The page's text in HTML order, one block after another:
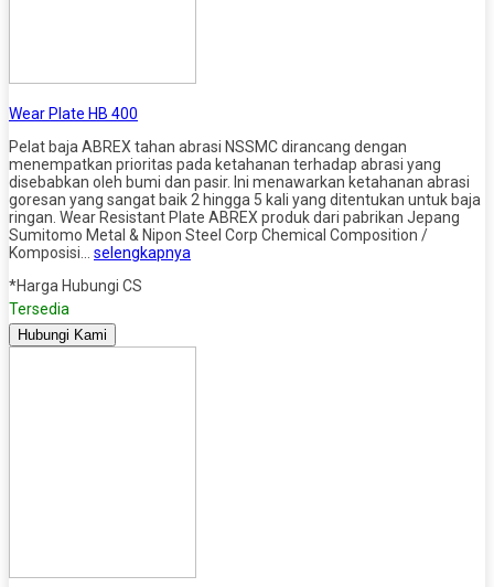
Wear Plate HB 400
Pelat baja ABREX tahan abrasi NSSMC dirancang dengan
menempatkan prioritas pada ketahanan terhadap abrasi yang
disebabkan oleh bumi dan pasir. Ini menawarkan ketahanan abrasi
goresan yang sangat baik 2 hingga 5 kali yang ditentukan untuk baja
ringan. Wear Resistant Plate ABREX produk dari pabrikan Jepang
Sumitomo Metal & Nipon Steel Corp Chemical Composition /
Komposisi… selengkapnya
*Harga Hubungi CS
Tersedia
Hubungi Kami